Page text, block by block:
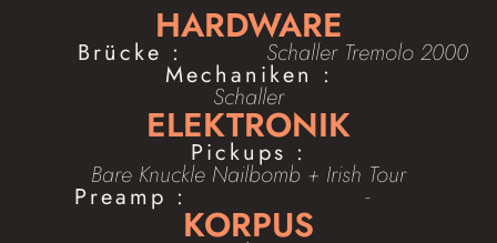
HARDWARE
Brücke : Schaller Tremolo 2000
Mechaniken :
Schaller
ELEKTRONIK
Pickups :
Bare Knuckle Nailbomb + Irish Tour
Preamp : -
KORPUS